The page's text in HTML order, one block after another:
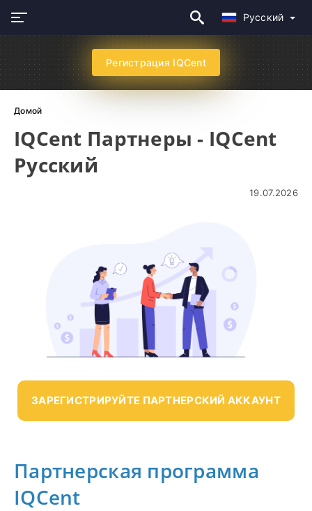
Русский
Регистрация IQCent
Домой
IQCent Партнеры - IQCent
Русский
19.07.2026
ЗАРЕГИСТРИРУЙТЕ ПАРТНЕРСКИЙ АККАУНТ
Партнерская программа
IQCent